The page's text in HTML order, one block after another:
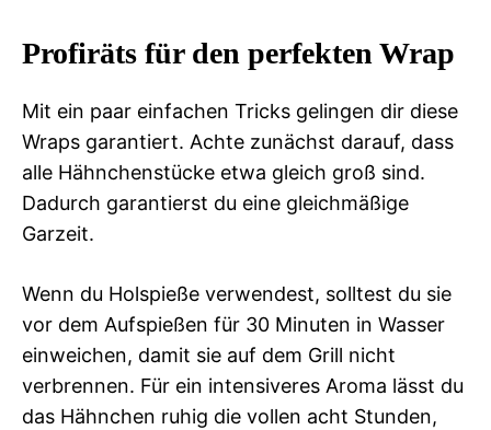
Profiräts für den perfekten Wrap
Mit ein paar einfachen Tricks gelingen dir diese
Wraps garantiert. Achte zunächst darauf, dass
alle Hähnchenstücke etwa gleich groß sind.
Dadurch garantierst du eine gleichmäßige
Garzeit.
Wenn du Holspieße verwendest, solltest du sie
vor dem Aufspießen für 30 Minuten in Wasser
einweichen, damit sie auf dem Grill nicht
verbrennen. Für ein intensiveres Aroma lässt du
das Hähnchen ruhig die vollen acht Stunden,